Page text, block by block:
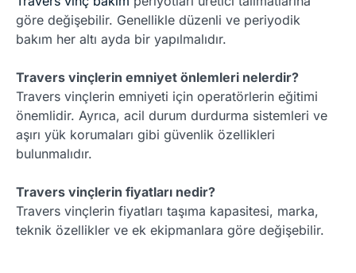
göre değişebilir. Genellikle düzenli ve periyodik
bakım her altı ayda bir yapılmalıdır.
Travers vinçlerin emniyet önlemleri nelerdir?
Travers vinçlerin emniyeti için operatörlerin eğitimi
önemlidir. Ayrıca, acil durum durdurma sistemleri ve
aşırı yük korumaları gibi güvenlik özellikleri
bulunmalıdır.
Travers vinçlerin fiyatları nedir?
Travers vinçlerin fiyatları taşıma kapasitesi, marka,
teknik özellikler ve ek ekipmanlara göre değişebilir.